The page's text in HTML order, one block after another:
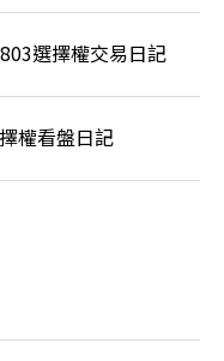
選擇權交易日記
權看盤日記